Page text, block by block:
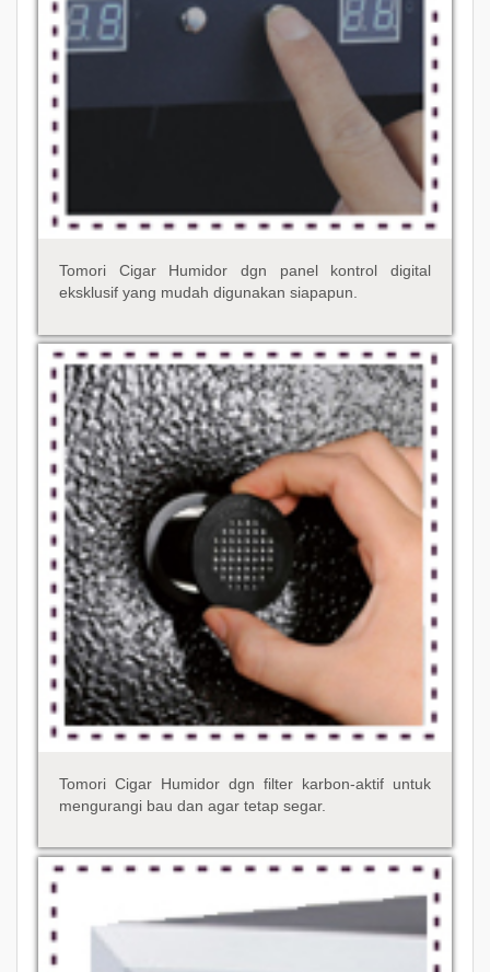
Tomori Cigar Humidor dgn panel kontrol digital
eksklusif yang mudah digunakan siapapun.
Tomori Cigar Humidor dgn filter karbon-aktif untuk
mengurangi bau dan agar tetap segar.